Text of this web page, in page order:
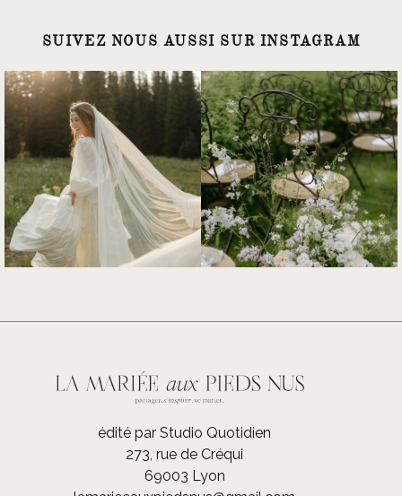
SUIVEZ NOUS AUSSI SUR INSTAGRAM
édité par Studio Quotidien
273, rue de Créqui
69003 Lyon